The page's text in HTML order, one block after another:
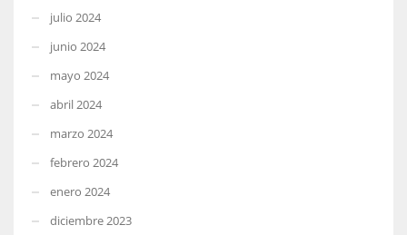
julio 2024
junio 2024
mayo 2024
abril 2024
marzo 2024
febrero 2024
enero 2024
diciembre 2023